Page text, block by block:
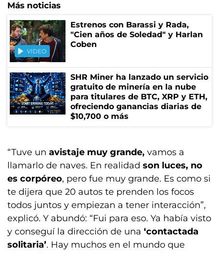
Más noticias
VIDEO
Estrenos con Barassi y Rada,
"Cien años de Soledad" y Harlan
Coben
SHR Miner ha lanzado un servicio
gratuito de minería en la nube
para titulares de BTC, XRP y ETH,
ofreciendo ganancias diarias de
$10,700 o más
“Tuve un avistaje muy grande, vamos a
llamarlo de naves. En realidad son luces, no
es corpóreo, pero fue muy grande. Es como si
te dijera que 20 autos te prenden los focos
todos juntos y empiezan a tener interacción”,
explicó. Y abundó: “Fui para eso. Ya había visto
y conseguí la dirección de una ‘contactada
solitaria’. Hay muchos en el mundo que